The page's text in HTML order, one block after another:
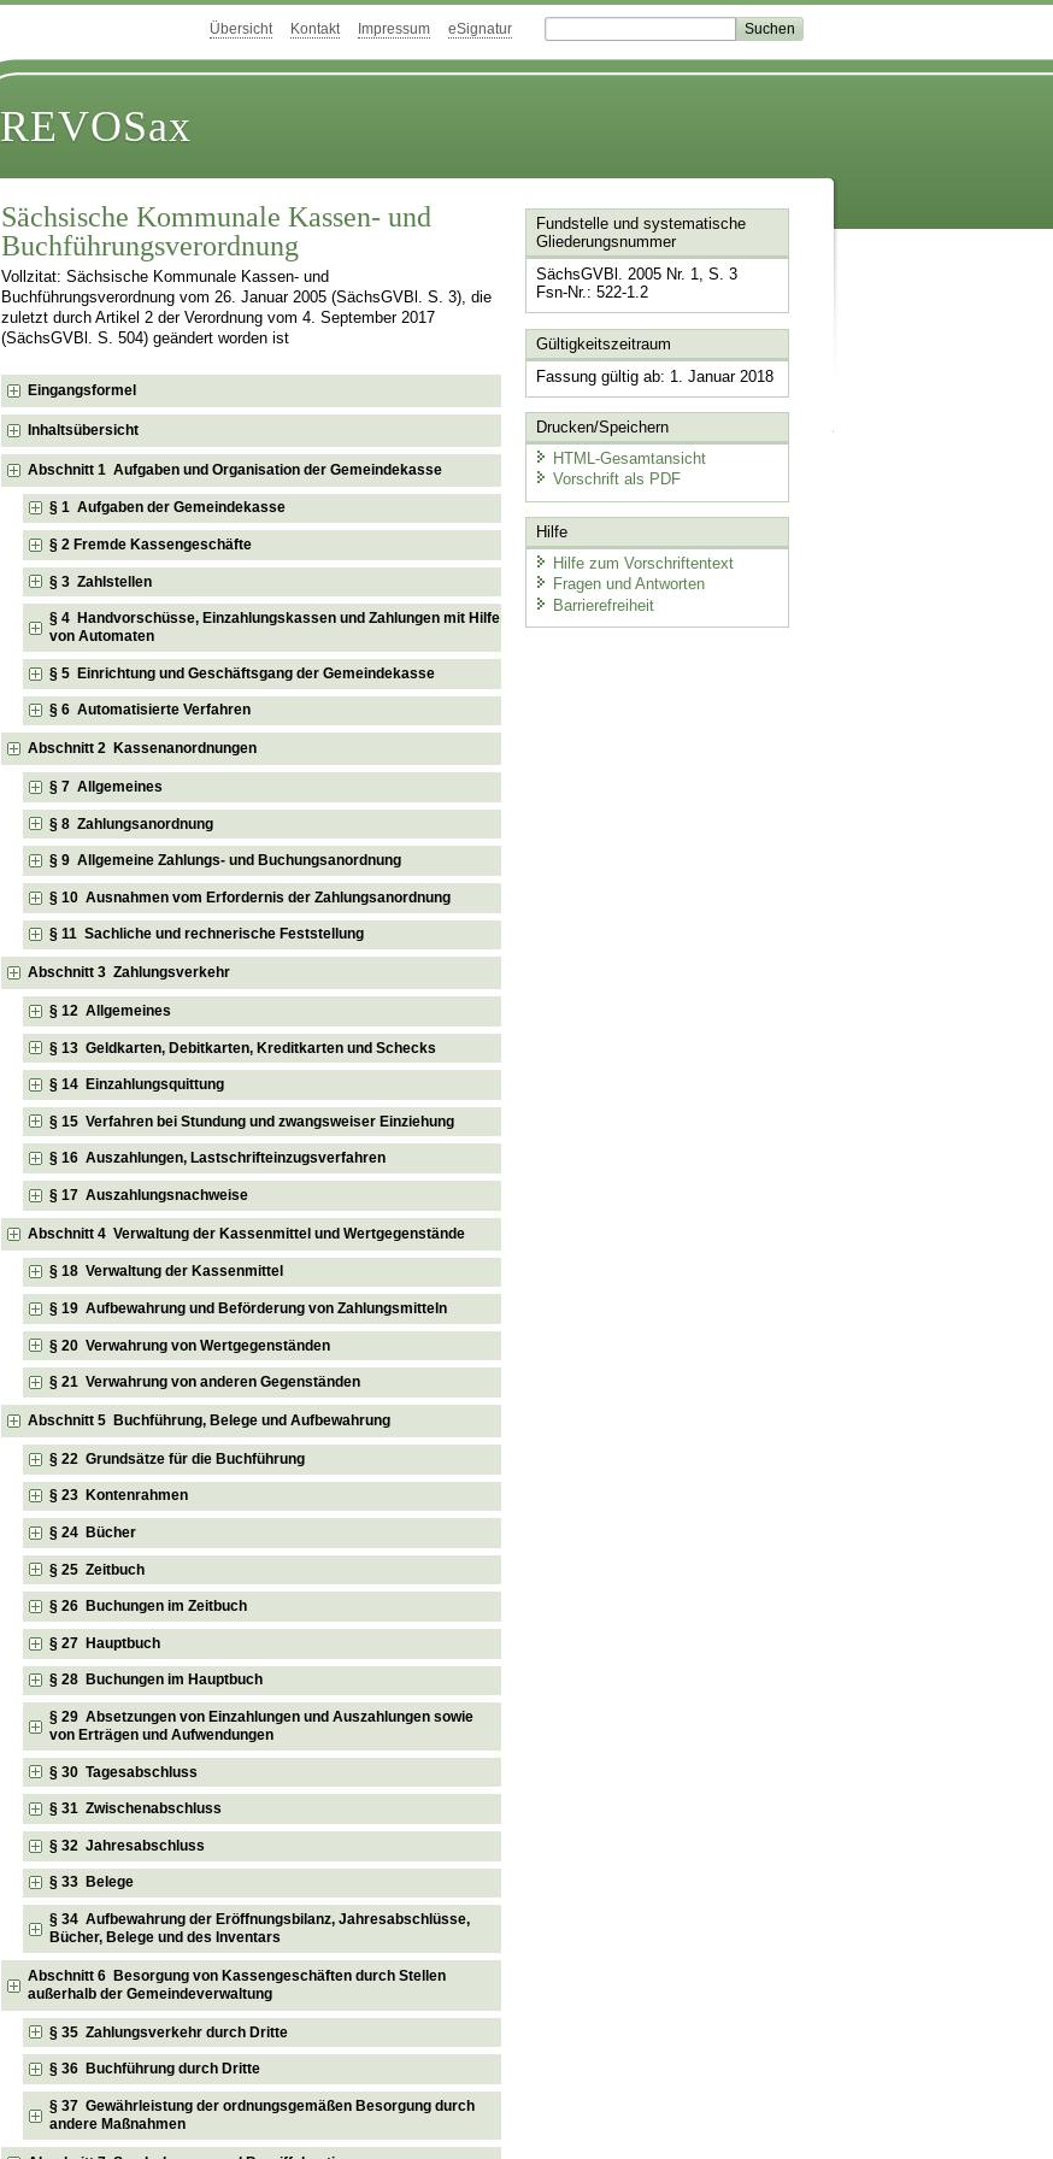
Übersicht Kontakt Impressum eSignatur
REVOSax
Sächsische Kommunale Kassen- und
Buchführungsverordnung
Vollzitat: Sächsische Kommunale Kassen- und
Buchführungsverordnung vom 26. Januar 2005 (SächsGVBl. S. 3), die
zuletzt durch Artikel 2 der Verordnung vom 4. September 2017
(SächsGVBl. S. 504) geändert worden ist
Eingangsformel
Inhaltsübersicht
Abschnitt 1 Aufgaben und Organisation der Gemeindekasse
§ 1 Aufgaben der Gemeindekasse
§ 2 Fremde Kassengeschäfte
§ 3 Zahlstellen
§ 4 Handvorschüsse, Einzahlungskassen und Zahlungen mit Hilfe
von Automaten
§ 5 Einrichtung und Geschäftsgang der Gemeindekasse
§ 6 Automatisierte Verfahren
Abschnitt 2 Kassenanordnungen
§ 7 Allgemeines
§ 8 Zahlungsanordnung
§ 9 Allgemeine Zahlungs- und Buchungsanordnung
§ 10 Ausnahmen vom Erfordernis der Zahlungsanordnung
§ 11 Sachliche und rechnerische Feststellung
Abschnitt 3 Zahlungsverkehr
§ 12 Allgemeines
§ 13 Geldkarten, Debitkarten, Kreditkarten und Schecks
§ 14 Einzahlungsquittung
§ 15 Verfahren bei Stundung und zwangsweiser Einziehung
§ 16 Auszahlungen, Lastschrifteinzugsverfahren
§ 17 Auszahlungsnachweise
Abschnitt 4 Verwaltung der Kassenmittel und Wertgegenstände
§ 18 Verwaltung der Kassenmittel
§ 19 Aufbewahrung und Beförderung von Zahlungsmitteln
§ 20 Verwahrung von Wertgegenständen
§ 21 Verwahrung von anderen Gegenständen
Abschnitt 5 Buchführung, Belege und Aufbewahrung
§ 22 Grundsätze für die Buchführung
§ 23 Kontenrahmen
§ 24 Bücher
§ 25 Zeitbuch
§ 26 Buchungen im Zeitbuch
§ 27 Hauptbuch
§ 28 Buchungen im Hauptbuch
§ 29 Absetzungen von Einzahlungen und Auszahlungen sowie
von Erträgen und Aufwendungen
§ 30 Tagesabschluss
§ 31 Zwischenabschluss
§ 32 Jahresabschluss
§ 33 Belege
§ 34 Aufbewahrung der Eröffnungsbilanz, Jahresabschlüsse,
Bücher, Belege und des Inventars
Abschnitt 6 Besorgung von Kassengeschäften durch Stellen
außerhalb der Gemeindeverwaltung
§ 35 Zahlungsverkehr durch Dritte
§ 36 Buchführung durch Dritte
§ 37 Gewährleistung der ordnungsgemäßen Besorgung durch
andere Maßnahmen
Fundstelle und systematische
Gliederungsnummer
SächsGVBl. 2005 Nr. 1, S. 3
Fsn-Nr.: 522-1.2
Gültigkeitszeitraum
Fassung gültig ab: 1. Januar 2018
Drucken/Speichern
HTML-Gesamtansicht
Vorschrift als PDF
Hilfe
Hilfe zum Vorschriftentext
Fragen und Antworten
Barrierefreiheit